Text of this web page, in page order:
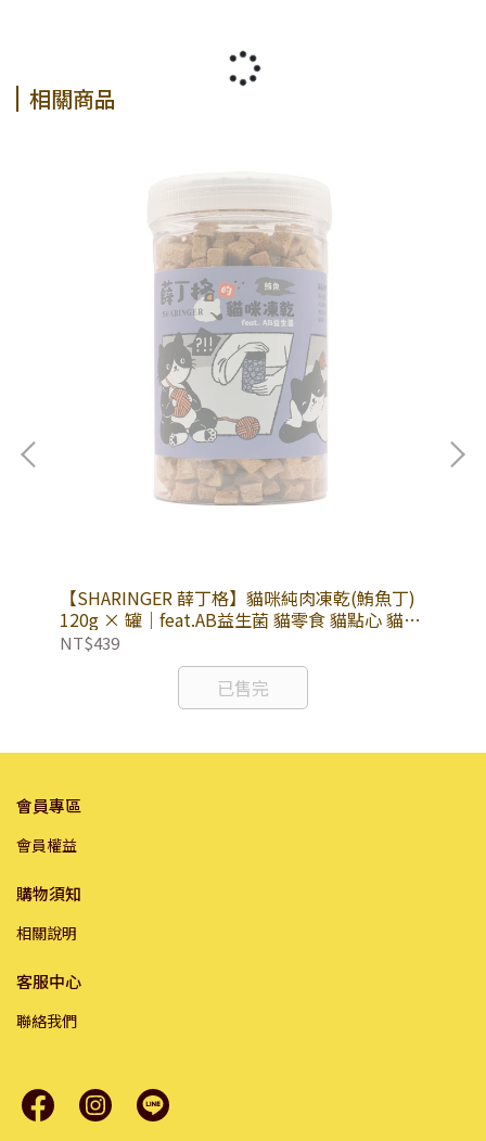
相關商品
【SHARINGER 薛丁格】貓咪純肉凍乾(鮪魚丁)
120g × 罐｜feat.AB益生菌 貓零食 貓點心 貓凍
乾
NT$439
已售完
會員專區
會員權益
購物須知
相關說明
客服中心
聯絡我們